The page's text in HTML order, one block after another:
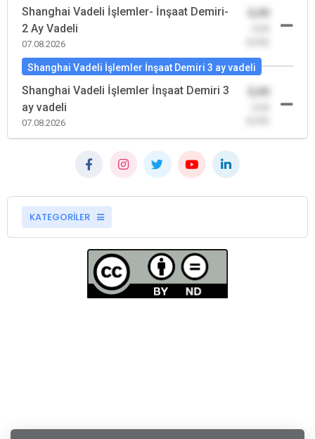
Shanghai Vadeli İşlemler- İnşaat Demiri-
2 Ay Vadeli
07.08.2026
Shanghai Vadeli İşlemler İnşaat Demiri 3 ay vadeli
Shanghai Vadeli İşlemler İnşaat Demiri 3
ay vadeli
07.08.2026
KATEGORİLER